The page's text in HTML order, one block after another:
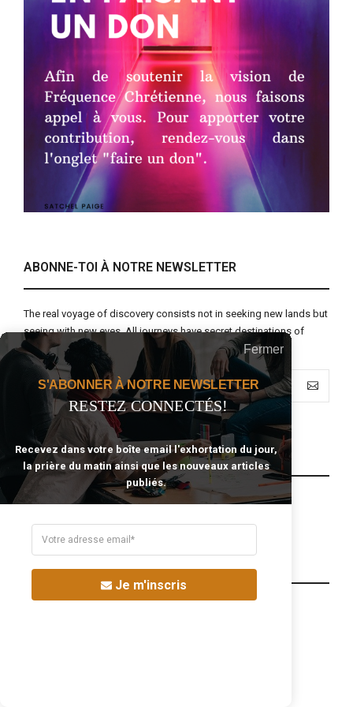
ABONNE-TOI À NOTRE NEWSLETTER
The real voyage of discovery consists not in seeking new lands but
seeing with new eyes. All journeys have secret destinations of
which the traveler is unaware.
REJOINS-NOUS SUR FACEBOOK
Fermer
S'ABONNER À NOTRE NEWSLETTER
RESTEZ CONNECTÉS!
Recevez dans votre boîte email l'exhortation du jour,
la prière du matin ainsi que les nouveaux articles
publiés.
Je m'inscris